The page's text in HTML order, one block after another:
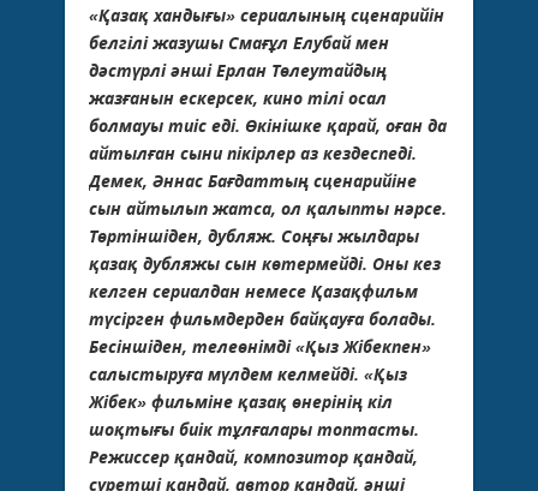
«Қазақ хандығы» сериалының сценарийін
белгілі жазушы Смағұл Елубай мен
дәстүрлі әнші Ерлан Төлеутайдың
жазғанын ескерсек, кино тілі осал
болмауы тиіс еді. Өкінішке қарай, оған да
айтылған сыни пікірлер аз кездеспеді.
Демек, Әннас Бағдаттың сценарийіне
сын айтылып жатса, ол қалыпты нәрсе.
Төртіншіден, дубляж. Соңғы жылдары
қазақ дубляжы сын көтермейді. Оны кез
келген сериалдан немесе Қазақфильм
түсірген фильмдерден байқауға болады.
Бесіншіден, телеөнімді «Қыз Жібекпен»
салыстыруға мүлдем келмейді. «Қыз
Жібек» фильміне қазақ өнерінің кіл
шоқтығы биік тұлғалары топтасты.
Режиссер қандай, композитор қандай,
суретші қандай, автор қандай, әнші